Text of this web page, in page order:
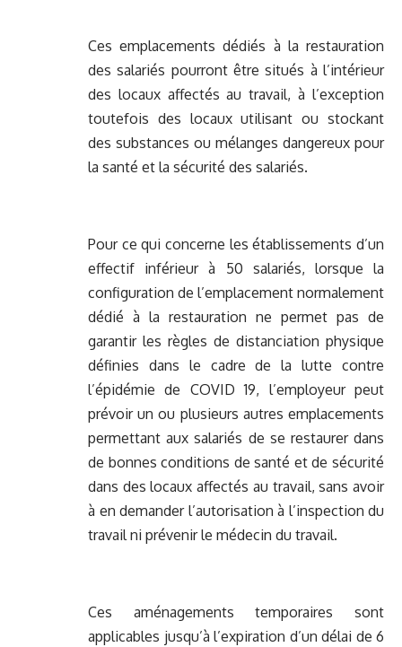
Ces emplacements dédiés à la restauration
des salariés pourront être situés à l’intérieur
des locaux affectés au travail, à l’exception
toutefois des locaux utilisant ou stockant
des substances ou mélanges dangereux pour
la santé et la sécurité des salariés.
Pour ce qui concerne les établissements d’un
effectif inférieur à 50 salariés, lorsque la
configuration de l’emplacement normalement
dédié à la restauration ne permet pas de
garantir les règles de distanciation physique
définies dans le cadre de la lutte contre
l’épidémie de COVID 19, l’employeur peut
prévoir un ou plusieurs autres emplacements
permettant aux salariés de se restaurer dans
de bonnes conditions de santé et de sécurité
dans des locaux affectés au travail, sans avoir
à en demander l’autorisation à l’inspection du
travail ni prévenir le médecin du travail.
Ces aménagements temporaires sont
applicables jusqu’à l’expiration d’un délai de 6